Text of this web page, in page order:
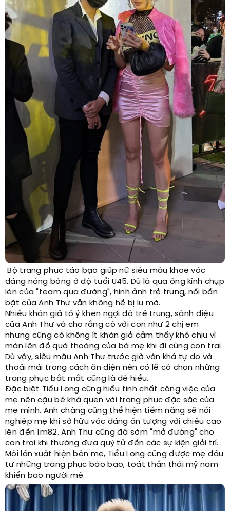
Bộ trang phục táo bạo giúp nữ siêu mẫu khoe vóc
dáng nóng bỏng ở độ tuổi U45. Dù là qua ống kính chụp
lén của "team qua đường", hình ảnh trẻ trung, nổi bần
bật của Anh Thư vẫn không hề bị lu mờ.
Nhiều khán giả tỏ ý khen ngợi độ trẻ trung, sành điệu
của Anh Thư và cho rằng cô với con như 2 chị em
nhưng cũng có không ít khán giả cảm thấy khó chịu vì
màn lên đồ quá thoáng của bà mẹ khi đi cùng con trai.
Dù vậy, siêu mẫu Anh Thư trước giờ vẫn khá tự do và
thoải mái trong cách ăn diện nên có lẽ cô chọn những
trang phục bắt mắt cũng là dễ hiểu.
Đặc biệt Tiểu Long cũng hiểu tính chất công việc của
mẹ nên cậu bé khá quen với trang phục đặc sắc của
mẹ mình. Anh chàng cũng thể hiện tiềm năng sẽ nối
nghiệp mẹ khi sở hữu vóc dáng ấn tượng với chiều cao
lên đến 1m82. Anh Thư cũng đã sớm "mở đường" cho
con trai khi thường đưa quý tử đến các sự kiện giải trí.
Mỗi lần xuất hiện bên mẹ, Tiểu Long cũng được mẹ đầu
tư những trang phục bảo bao, toát thần thái mỹ nam
khiến bao người mê.